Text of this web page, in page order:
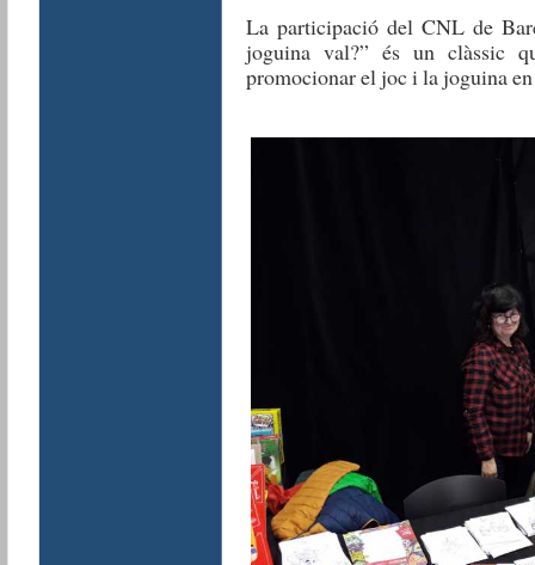
La participació del CNL de
joguina val?” és un clàssic
promocionar el joc i la joguina